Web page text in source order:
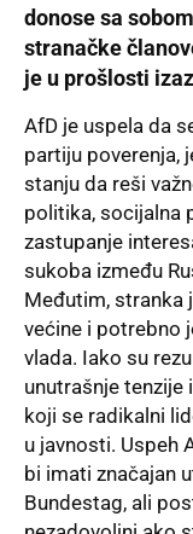
donose sa
stranačke
je u prošlosti
AfD je uspela da
partiju poverenja,
stanju da reši
politika, socijalna
zastupanje
sukoba između
Međutim, stranka
većine i potrebno
vlada. Iako su
unutrašnje tenzije
koji se radikalni
u javnosti. Uspeh
bi imati značajan
Bundestag, ali